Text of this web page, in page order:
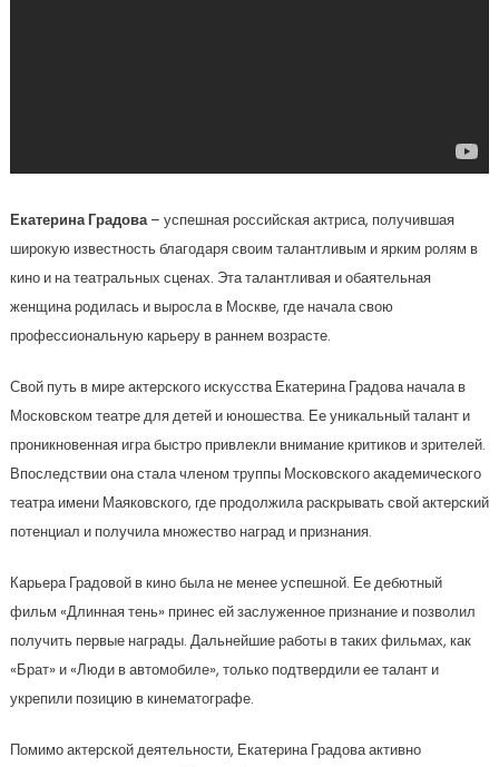
Екатерина Градова– успешная российская актриса, получившая
широкую известность благодаря своим талантливым и ярким ролям в
кино и на театральных сценах. Эта талантливая и обаятельная
женщина родилась и выросла в Москве, где начала свою
профессиональную карьеру в раннем возрасте.
Свой путь в мире актерского искусства Екатерина Градова начала в
Московском театре для детей и юношества. Ее уникальный талант и
проникновенная игра быстро привлекли внимание критиков и зрителей.
Впоследствии она стала членом труппы Московского академического
театра имени Маяковского, где продолжила раскрывать свой актерский
потенциал и получила множество наград и признания.
Карьера Градовой в кино была не менее успешной. Ее дебютный
фильм «Длинная тень» принес ей заслуженное признание и позволил
получить первые награды. Дальнейшие работы в таких фильмах, как
«Брат» и «Люди в автомобиле», только подтвердили ее талант и
укрепили позицию в кинематографе.
Помимо актерской деятельности, Екатерина Градова активно